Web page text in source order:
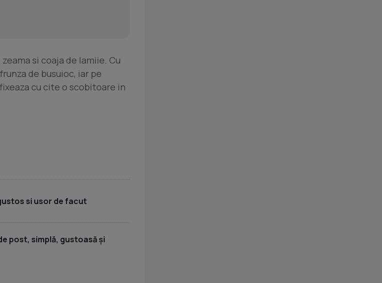
si coaja de lamiie. Cu
de busuioc, iar pe
cu cite o scobitoare in
si usor de facut
post, simplă, gustoasă și